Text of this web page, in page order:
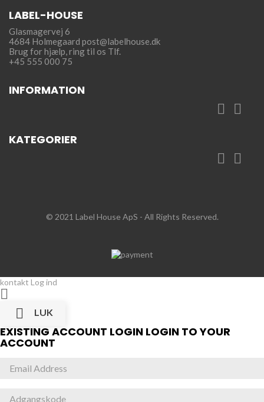
LABEL-HOUSE
Glasmagervej 6
4684 Holmegaard post@labelhouse.dk
Brug for hjælp,ring til os Tlf.
+45 555 000 75
INFORMATION
 
KATEGORIER
 
© 2021 Label House ApS - All Rights Reserved.
kontakt Log ind


LUK
EXISTING ACCOUNT LOGIN LOGIN TO YOUR
ACCOUNT